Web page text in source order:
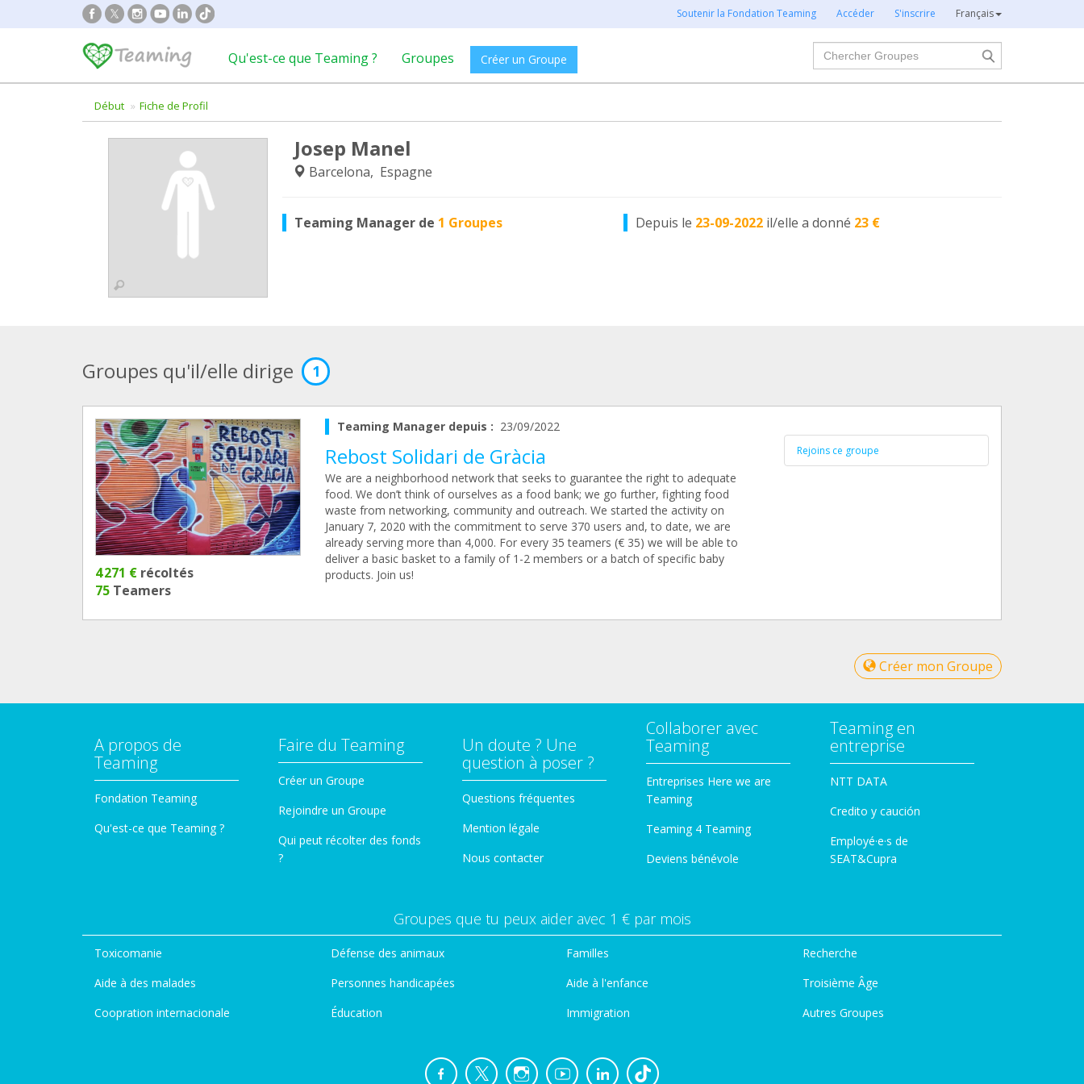
Soutenir la Fondation Teaming Accéder S'inscrire Français
Qu'est-ce que Teaming ? Groupes Créer un Groupe
Chercher
Début Fiche de Profil
Josep Manel
Barcelona, Espagne
Teaming Manager de 1 Groupes Depuis le 23-09-2022 il/elle a donné 23 €
Groupes qu'il/elle dirige 1
4 271 € récoltés
75 Teamers
Teaming Manager depuis : 23/09/2022
Rebost Solidari de Gràcia
We are a neighborhood network that seeks to guarantee the right to adequate
food. We don’t think of ourselves as a food bank; we go further, fighting food
waste from networking, community and outreach. We started the activity on
January 7, 2020 with the commitment to serve 370 users and, to date, we are
already serving more than 4,000. For every 35 teamers (€ 35) we will be able to
deliver a basic basket to a family of 1-2 members or a batch of specific baby
products. Join us!
Rejoins ce groupe
Créer mon Groupe
A propos de
Teaming
Fondation Teaming
Qu'est-ce que Teaming ?
Faire du Teaming
Créer un Groupe
Rejoindre un Groupe
Qui peut récolter des fonds
?
Un doute ? Une
question à poser ?
Questions fréquentes
Mention légale
Nous contacter
Collaborer avec
Teaming
Entreprises Here we are
Teaming
Teaming 4 Teaming
Deviens bénévole
Teaming en
entreprise
NTT DATA
Credito y caución
Employé·e·s de
SEAT&Cupra
Groupes que tu peux aider avec 1 € par mois
Toxicomanie
Aide à des malades
Coopration internacionale
Défense des animaux
Personnes handicapées
Éducation
Familles
Aide à l'enfance
Immigration
Recherche
Troisième Âge
Autres Groupes